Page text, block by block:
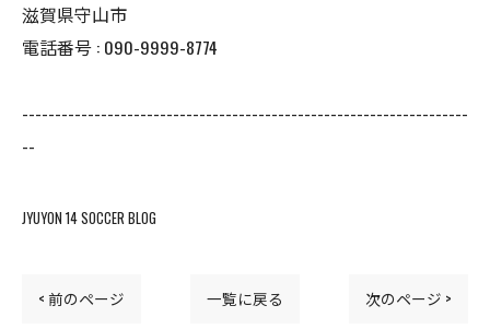
滋賀県守山市
電話番号 : 090-9999-8774
--------------------------------------------------------------------
--
JYUYON 14 SOCCER BLOG
< 前のページ 一覧に戻る 次のページ >